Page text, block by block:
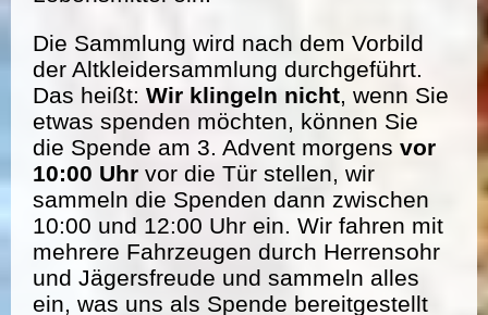
Die Sammlung wird nach dem Vorbild
der Altkleidersammlung durchgeführt.
Das heißt: Wir klingeln nicht, wenn Sie
etwas spenden möchten, können Sie
die Spende am 3. Advent morgens vor
10:00 Uhr vor die Tür stellen, wir
sammeln die Spenden dann zwischen
10:00 und 12:00 Uhr ein. Wir fahren mit
mehrere Fahrzeugen durch Herrensohr
und Jägersfreude und sammeln alles
ein, was uns als Spende bereitgestellt